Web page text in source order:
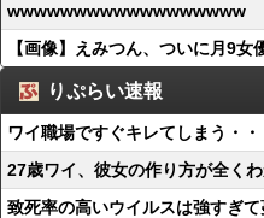
wwwwwwwwwwwwwwwwww
【画像】えみつん、ついに月9女
りぷらい速報
ワイ職場ですぐキレてしまう・・
27歳ワイ、彼女の作り方が全く
致死率の高いウイルスは強すぎ